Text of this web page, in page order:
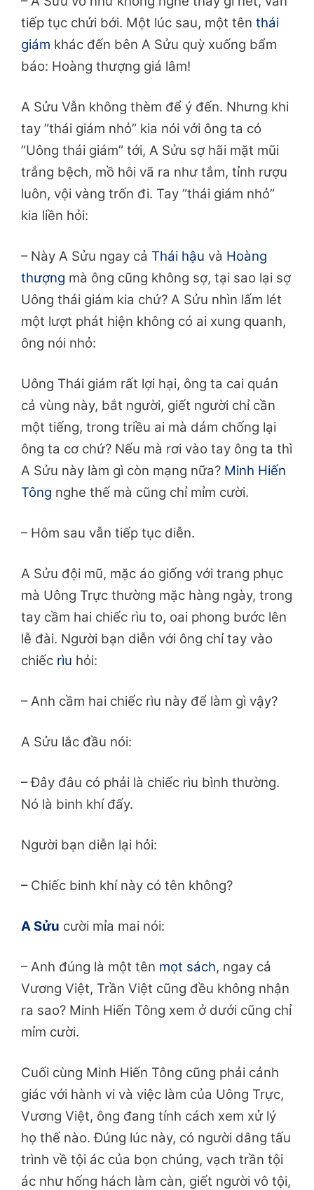
tiếp tục chửi bới. Một lúc sau, một tên thái
giám khác đến bên A Sửu quỳ xuống bẩm
báo: Hoàng thượng giá lâm!
A Sửu Vẫn không thèm để ý đến. Nhưng khi
tay ”thái giám nhỏ” kia nói với ông ta có
”Uông thái giám” tới, A Sửu sợ hãi mặt mũi
trắng bệch, mồ hôi vã ra như tắm, tỉnh rượu
luôn, vội vàng trốn đi. Tay ”thái giám nhỏ”
kia liền hỏi:
– Này A Sửu ngay cả Thái hậu và Hoàng
thượng mà ông cũng không sợ, tại sao lại sợ
Uông thái giám kia chứ? A Sửu nhìn lấm lét
một lượt phát hiện không có ai xung quanh,
ông nói nhỏ:
Uông Thái giám rất lợi hại, ông ta cai quản
cả vùng này, bắt người, giết người chỉ cần
một tiếng, trong triều ai mà dám chống lại
ông ta cơ chứ? Nếu mà rơi vào tay ông ta thì
A Sửu này làm gì còn mạng nữa? Minh Hiến
Tông nghe thế mà cũng chỉ mỉm cười.
– Hôm sau vẫn tiếp tục diễn.
A Sửu đội mũ, mặc áo giống với trang phục
mà Uông Trực thường mặc hàng ngày, trong
tay cầm hai chiếc rìu to, oai phong bước lên
lễ đài. Người bạn diễn với ông chỉ tay vào
chiếc rìu hỏi:
– Anh cầm hai chiếc rìu này để làm gì vậy?
A Sửu lắc đầu nói:
– Đây đâu có phải là chiếc rìu bình thường.
Nó là binh khí đấy.
Người bạn diễn lại hỏi:
– Chiếc binh khí này có tên không?
A Sửu cười mỉa mai nói:
– Anh đúng là một tên mọt sách, ngay cả
Vương Việt, Trần Việt cũng đều không nhận
ra sao? Minh Hiến Tông xem ở dưới cũng chỉ
mỉm cười.
Cuối cùng Minh Hiến Tông cũng phải cảnh
giác với hành vi và việc làm của Uông Trực,
Vương Việt, ông đang tính cách xem xử lý
họ thế nào. Đúng lúc này, có người dâng tấu
trình về tội ác của bọn chúng, vạch trần tội
ác như hống hách làm càn, giết người vô tội,